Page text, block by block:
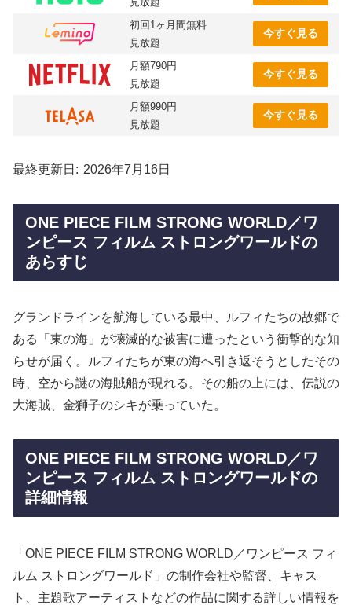
初回1ヶ月間無料
見放題
今すぐ見る
月額790円
見放題
今すぐ見る
月額990円
見放題
今すぐ見る
最終更新日 2026年7月16日
ONE PIECE FILM STRONG WORLD／ワ
ンピース フィルム ストロングワールドの
あらすじ
グランドラインを航海している最中、ルフィたちの故郷で
ある「東の海」が壊滅的な被害に遭ったという衝撃的な知
らせが届く。ルフィたちが東の海へ引き返そうとしたその
時、空から謎の海賊船が現れる。その船の上には、伝説の
大海賊、金獅子のシキが乗っていた。
ONE PIECE FILM STRONG WORLD／ワ
ンピース フィルム ストロングワールドの
詳細情報
「ONE PIECE FILM STRONG WORLD／ワンピース フィ
ルム ストロングワールド」の制作会社や監督、キャス
ト、主題歌アーティストなどの作品に関する詳しい情報を